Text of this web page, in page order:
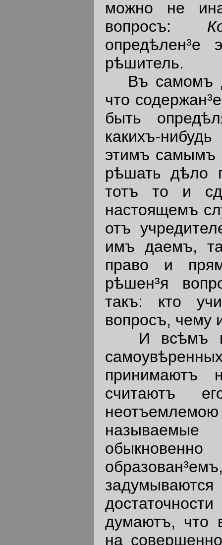
можно не
вопросъ:
опредѣлен³е
рѣшитель.
Въ самомъ
что
быть
какихъ-
этимъ самымъ
рѣшать дѣло
тотъ то и
настоящемъ
отъ
имъ даемъ,
право и
рѣшен³я
такъ: кто
вопросъ, чему
И всѣмъ
считаютъ
думаютъ, что
на